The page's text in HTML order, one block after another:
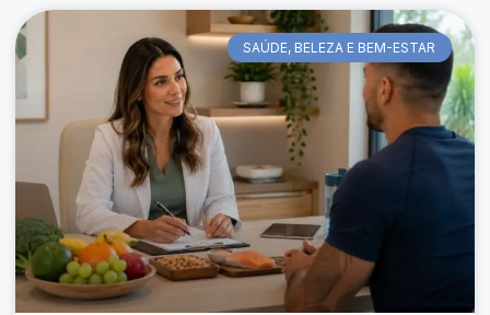
SAÚDE, BELEZA E BEM-ESTAR